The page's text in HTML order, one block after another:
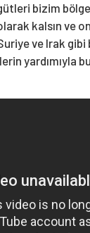
bizim
kalsın ve
ve Irak gibi
yardımıyla